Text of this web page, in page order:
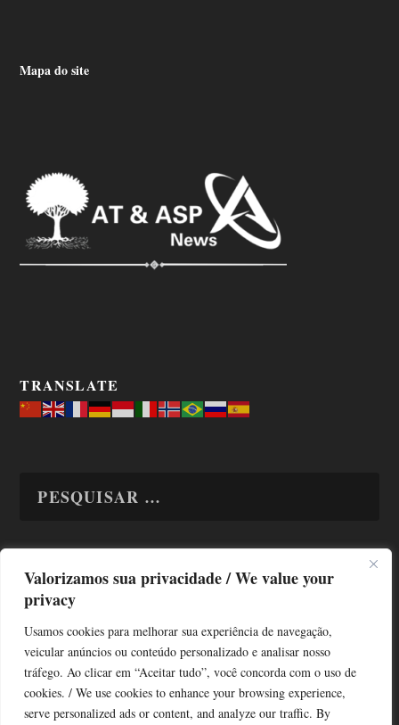
Valorizamos sua privacidade / We value your
privacy
Usamos cookies para melhorar sua experiência de navegação,
veicular anúncios ou conteúdo personalizado e analisar nosso
tráfego. Ao clicar em “Aceitar tudo”, você concorda com o uso de
cookies. / We use cookies to enhance your browsing experience,
serve personalized ads or content, and analyze our traffic. By
Mapa do site
TRANSLATE
TODAS OS ASSUNTOS